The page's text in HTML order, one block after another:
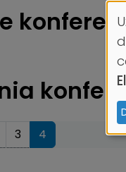
strona
3 4
i